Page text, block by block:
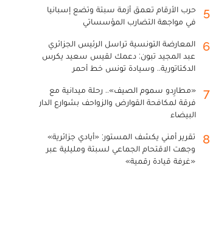
5
حرب الأرقام تعمق أزمة سبتة وتضع إسبانيا
في مواجهة التضارب المؤسساتي
6
المعارضة التونسية تراسل الرئيس الجزائري
عبد المجيد تبون: دعمك لقيس سعيد يكرس
الدكتاتورية.. وسيادة تونس خط أحمر
7
«مطارِدو سموم الصيف».. رحلة ميدانية مع
فرقة لمكافحة القوارض والزواحف بشوارع الدار
البيضاء
8
تقرير أمني يكشف المستور: «أيادي جزائرية»
وجهت الاقتحام الجماعي لسبتة ومليلية عبر
«غرفة قيادة رقمية»